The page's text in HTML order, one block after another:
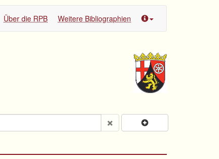
Über die RPB Weitere Bibliographien